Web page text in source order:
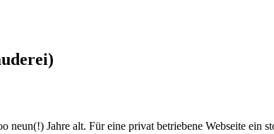
Jahre alt. Für eine privat betriebene Webseite ein